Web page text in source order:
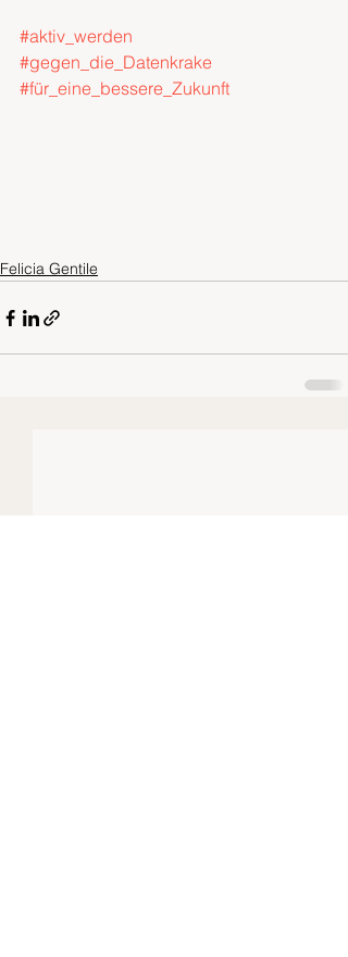
#aktiv_werden
#gegen_die_Datenkrake
#für_eine_bessere_Zukunft
Felicia Gentile